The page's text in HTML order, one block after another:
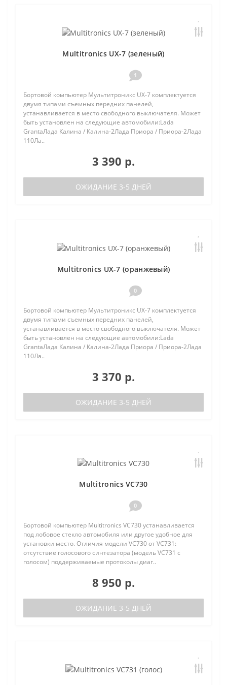
Multitronics UX-7 (зеленый)
1
Бортовой компьютер Мультитроникс UX-7 комплектуется
двумя типами съемных передних панелей,
устанавливается в место свободного выключателя. Может
быть установлен на следующие автомобили:Lada
GrantaЛада Калина / Калина-2Лада Приора / Приора-2Лада
110Ла..
3 390 р.
ОЖИДАНИЕ 3-5 ДНЕЙ
Multitronics UX-7 (оранжевый)
0
Бортовой компьютер Мультитроникс UX-7 комплектуется
двумя типами съемных передних панелей,
устанавливается в место свободного выключателя. Может
быть установлен на следующие автомобили:Lada
GrantaЛада Калина / Калина-2Лада Приора / Приора-2Лада
110Ла..
3 370 р.
ОЖИДАНИЕ 3-5 ДНЕЙ
Multitronics VC730
0
Бортовой компьютер Multitronics VC730 устанавливается
под лобовое стекло автомобиля или другое удобное для
установки место. Отличия модели VC730 от VC731:
отсутствие голосового синтезатора (модель VC731 с
голосом) поддерживаемые протоколы диаг..
8 950 р.
ОЖИДАНИЕ 3-5 ДНЕЙ